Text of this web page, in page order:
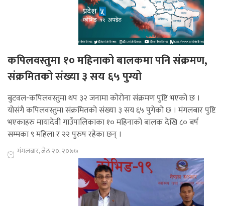
कपिलवस्तुमा १० महिनाको बालकमा पनि संक्रमण,
संक्रमितको संख्या ३ सय ६५ पुग्यो
बुटवल-कपिलवस्तुमा थप ३२ जनामा कोरोना संक्रमण पुष्टि भएको छ ।
योसंगै कपिलवस्तुमा संक्रमितको संख्या ३ सय ६५ पुगेको छ । मंगलबार पुष्टि
भएकाहरु मायादेवी गाउँपालिकाका १० महिनाको बालक देखि ८० बर्ष
सम्मका ९ महिला र २२ पुरुष रहेका छन् ।
मंगलबार, जेठ २०, २०७७